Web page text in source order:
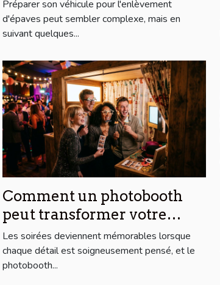
Préparer son véhicule pour l'enlèvement
d'épaves peut sembler complexe, mais en
suivant quelques...
Comment un photobooth
peut transformer votre
soirée
Les soirées deviennent mémorables lorsque
chaque détail est soigneusement pensé, et le
photobooth...